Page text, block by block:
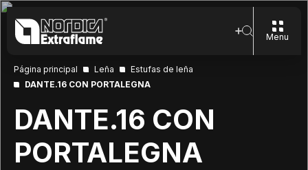
Menu
Página principal Leña
Estufas de leña
DANTE.16 CON PORTALEGNA
DANTE.16 CON
PORTALEGNA